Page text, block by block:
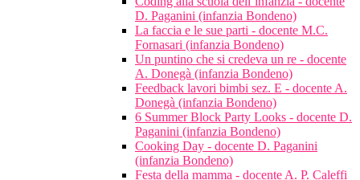
D. Paganini (infanzia Bondeno)
La faccia e le sue parti - docente M.C.
Fornasari (infanzia Bondeno)
Un puntino che si credeva un re - docente
A. Donegà (infanzia Bondeno)
Feedback lavori bimbi sez. E - docente A.
Donegà (infanzia Bondeno)
6 Summer Block Party Looks - docente D.
Paganini (infanzia Bondeno)
Cooking Day - docente D. Paganini
(infanzia Bondeno)
Festa della mamma - docente A. P. Caleffi